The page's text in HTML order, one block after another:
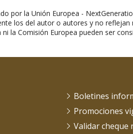
por la Unión Europea -
los del autor o autores y no reflejan
ni la Comisión Europea pueden ser
Boletines
Promociones
Validar cheque